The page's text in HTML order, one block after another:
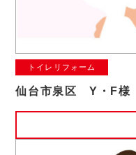
トイレリフォーム
仙台市泉区 Y・F様